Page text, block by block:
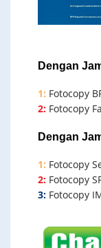
Dengan
1: Fotocopy
2: Fotocopy
Dengan
1: Fotocopy
2: Fotocopy
3: Fotocopy